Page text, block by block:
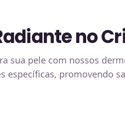
no
sua pele com nossos
específicas, promovendo